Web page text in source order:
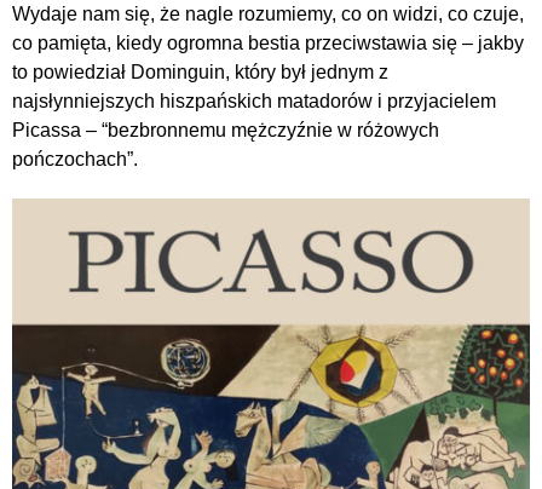
Wydaje nam się, że nagle rozumiemy, co on widzi, co czuje,
co pamięta, kiedy ogromna bestia przeciwstawia się – jakby
to powiedział Dominguin, który był jednym z
najsłynniejszych hiszpańskich matadorów i przyjacielem
Picassa – “bezbronnemu mężczyźnie w różowych
pończochach”.